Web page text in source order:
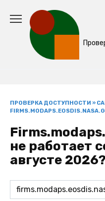
содержанию
ПРОВЕРКА ДОСТУПНОСТИ »
не работает
августе 2026?